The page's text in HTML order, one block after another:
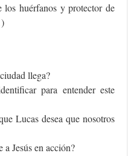
los huérfanos y protector de
llega?
para entender este
Lucas desea que nosotros
Jesús en acción?